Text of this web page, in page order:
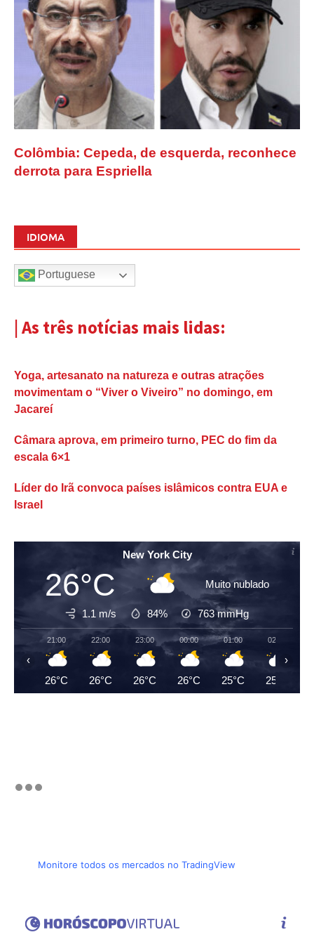
Colômbia: Cepeda, de esquerda, reconhece
derrota para Espriella
IDIOMA
Portuguese
| As três notícias mais lidas:
Yoga, artesanato na natureza e outras atrações
movimentam o “Viver o Viveiro” no domingo, em
Jacareí
Câmara aprova, em primeiro turno, PEC do fim da
escala 6×1
Líder do Irã convoca países islâmicos contra EUA e
Israel
New York City
26°C Muito nublado
1.1 m/s 84% 763mmHg
21:00
26°C
22:00
26°C
23:00
26°C
00:00
26°C
01:00
25°C
02:00
25°C
‹ ›
Monitore todos os mercados no TradingView